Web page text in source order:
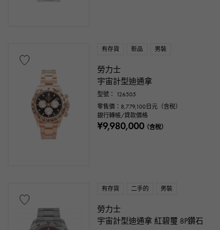
有存貨 新品 男裝
勞力士
宇宙計型迪通拿
型號： 126505
零售價： 8,779,100 日元（含稅）
銀行轉帳/貸款價格
¥9,980,000（含稅）
有存貨 二手的 男裝
勞力士
宇宙計型迪通拿 紅碧璽 8P鑽石